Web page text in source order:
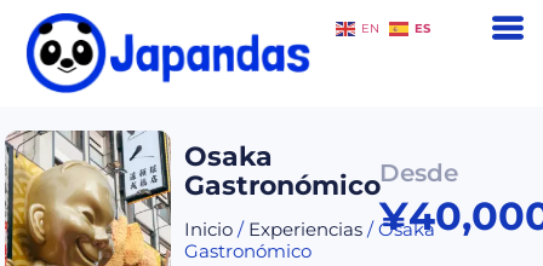
EN ES
Osaka
Gastronómico
Inicio/ Experiencias/ Osaka
Gastronómico
Desde
¥